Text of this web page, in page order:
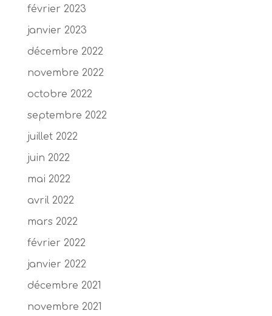
février 2023
janvier 2023
décembre 2022
novembre 2022
octobre 2022
septembre 2022
juillet 2022
juin 2022
mai 2022
avril 2022
mars 2022
février 2022
janvier 2022
décembre 2021
novembre 2021